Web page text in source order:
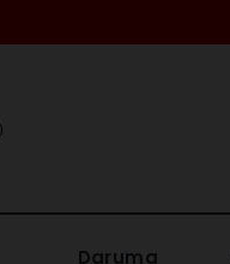
Iniciar
Daruma